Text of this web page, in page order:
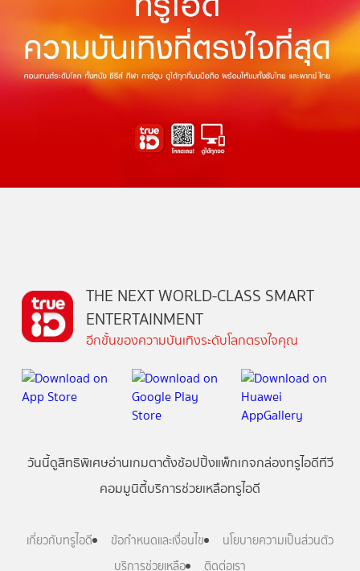
THE NEXT WORLD-CLASS SMART
ENTERTAINMENT
อีกขั้นของความบันเทิงระดับโลกตรงใจคุณ
วันนี้ดูสิทธิพิเศษอ่านเกมตาตั้งช้อปปิ้งแพ็กเกจกล่องทรูไอดีทีวี
คอมมูนิตี้บริการช่วยเหลือทรูไอดี
เกี่ยวกับทรูไอดี ข้อกำหนดและเงื่อนไข
นโยบายความเป็นส่วนตัว
บริการช่วยเหลือ
ติดต่อเรา